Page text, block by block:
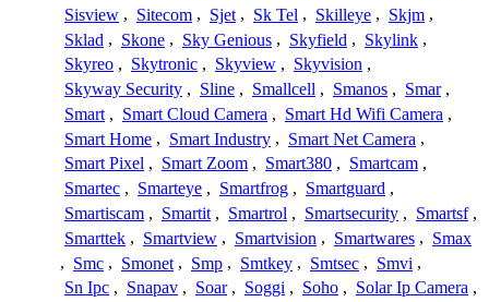
Sisview , Sitecom , Sjet , Sk Tel , Skilleye , Skjm ,
Sklad , Skone , Sky Genious , Skyfield , Skylink ,
Skyreo , Skytronic , Skyview , Skyvision ,
Skyway Security , Sline , Smallcell , Smanos , Smar ,
Smart , Smart Cloud Camera , Smart Hd Wifi Camera ,
Smart Home , Smart Industry , Smart Net Camera ,
Smart Pixel , Smart Zoom , Smart380 , Smartcam ,
Smartec , Smarteye , Smartfrog , Smartguard ,
Smartiscam , Smartit , Smartrol , Smartsecurity , Smartsf ,
Smarttek , Smartview , Smartvision , Smartwares , Smax
, Smc , Smonet , Smp , Smtkey , Smtsec , Smvi ,
Sn Ipc , Snapav , Soar , Soggi , Soho , Solar Ip Camera ,